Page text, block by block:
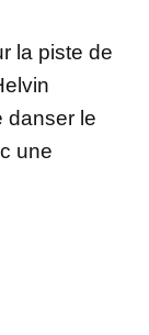
la piste de
danser le
une